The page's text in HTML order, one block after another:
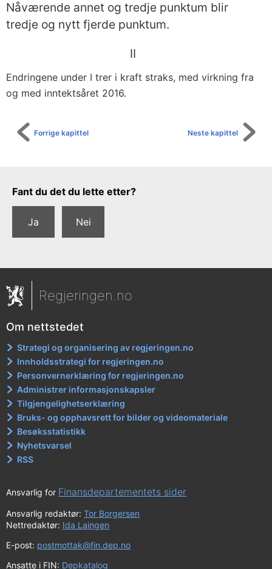
Nåværende annet og tredje punktum blir
tredje og nytt fjerde punktum.
II
Endringene under I trer i kraft straks, med virkning fra
og med inntektsåret 2016.
Neste kapittel
Forrige kapittel
Tilbakemeldingsskjema
Fant du det du lette etter?
Ja Nei
Regjeringen.no
Om nettstedet
Strategi og organisering av regjeringen.no
Innholdsstrategi for regjeringen.no
Personvernerklæring for regjeringen.no
Administrer informasjonskapsler
Tilgjengelighetserklæring
Bruks- og opphavsrett for bilder og videomateriale
Besøksstatistikk
Nyhetsvarsel
RSS
Ansvarlig for Finansdepartementets sider
Ansvarlig redaktør: Tor Borgersen
Nettredaktør: Ida Laingen
E-post: postmottak@fin.dep.no
Ansatte i FIN: Depkatalog